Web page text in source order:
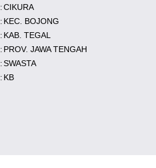
:CIKURA
: KEC. BOJONG
: KAB. TEGAL
: PROV. JAWA TENGAH
:SWASTA
: KB